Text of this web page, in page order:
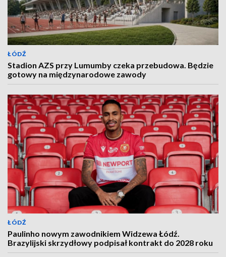
ŁÓDŹ
Stadion AZS przy Lumumby czeka przebudowa. Będzie
gotowy na międzynarodowe zawody
ŁÓDŹ
Paulinho nowym zawodnikiem Widzewa Łódź.
Brazylijski skrzydłowy podpisał kontrakt do 2028 roku